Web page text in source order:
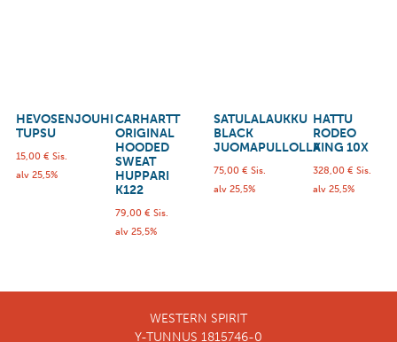
HEVOSENJOUHI
TUPSU
15,00 € Sis.
alv 25,5%
CARHARTT
ORIGINAL
HOODED
SWEAT
HUPPARI
K122
79,00 € Sis.
alv 25,5%
SATULALAUKKU
BLACK
JUOMAPULLOLLA
75,00€ Sis.
alv 25,5%
HATTU
RODEO
KING 10X
328,00 € Sis.
alv 25,5%
WESTERN SPIRIT
Y-TUNNUS 1815746-0